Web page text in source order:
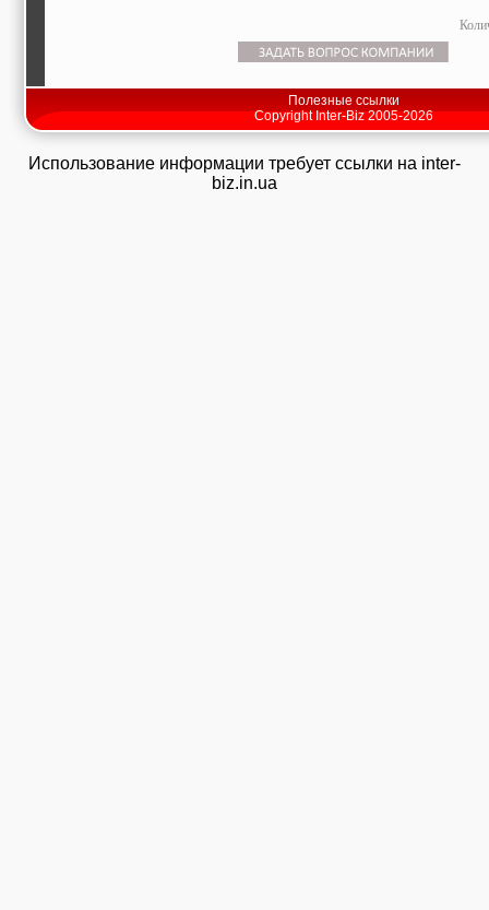
Полезные ссылки
Copyright Inter-Biz 2005-2026
Использование информации требует ссылки на inter-
biz.in.ua